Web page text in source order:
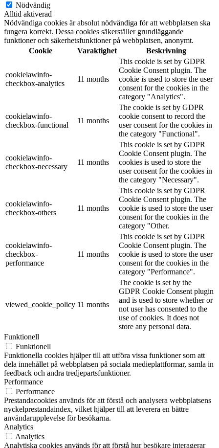
Nödvändig
Alltid aktiverad
Nödvändiga cookies är absolut nödvändiga för att webbplatsen ska
fungera korrekt. Dessa cookies säkerställer grundläggande
funktioner och säkerhetsfunktioner på webbplatsen, anonymt.
Cookie
Varaktighet Beskrivning
cookielawinfo-
checkbox-analytics
11 months
This cookie is set by GDPR
Cookie Consent plugin. The
cookie is used to store the user
consent for the cookies in the
category "Analytics".
cookielawinfo-
checkbox-functional
11 months
The cookie is set by GDPR
cookie consent to record the
user consent for the cookies in
the category "Functional".
cookielawinfo-
checkbox-necessary
11 months
This cookie is set by GDPR
Cookie Consent plugin. The
cookies is used to store the
user consent for the cookies in
the category "Necessary".
cookielawinfo-
checkbox-others
11 months
This cookie is set by GDPR
Cookie Consent plugin. The
cookie is used to store the user
consent for the cookies in the
category "Other.
cookielawinfo-
checkbox-
performance
11 months
This cookie is set by GDPR
Cookie Consent plugin. The
cookie is used to store the user
consent for the cookies in the
category "Performance".
viewed_cookie_policy 11 months
The cookie is set by the
GDPR Cookie Consent plugin
and is used to store whether or
not user has consented to the
use of cookies. It does not
store any personal data.
Funktionell
Funktionell
Funktionella cookies hjälper till att utföra vissa funktioner som att
dela innehållet på webbplatsen på sociala medieplattformar, samla in
feedback och andra tredjepartsfunktioner.
Performance
Performance
Prestandacookies används för att förstå och analysera webbplatsens
nyckelprestandaindex, vilket hjälper till att leverera en bättre
användarupplevelse för besökarna.
Analytics
Analytics
Analytiska cookies används för att förstå hur besökare interagerar